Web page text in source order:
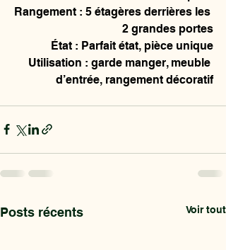
Rangement : 5 étagères derrières les
2 grandes portes
État : Parfait état, pièce unique
Utilisation : garde manger, meuble
d’entrée, rangement décoratif
Posts récents Voir tout